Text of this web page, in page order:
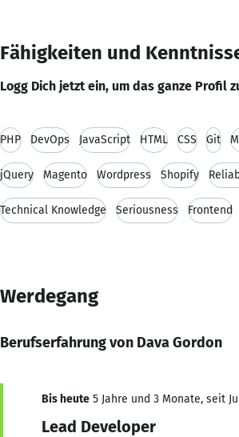
Fähigkeiten und
Logg Dich jetzt ein, um das ganze Profil
PHP DevOps JavaScript HTML CSS Git
jQuery Magento Wordpress Shopify
Technical Knowledge Seriousness Frontend
Werdegang
Berufserfahrung von Dava Gordon
Bis heute 5 Jahre und 3 Monate, seit
Lead Developer